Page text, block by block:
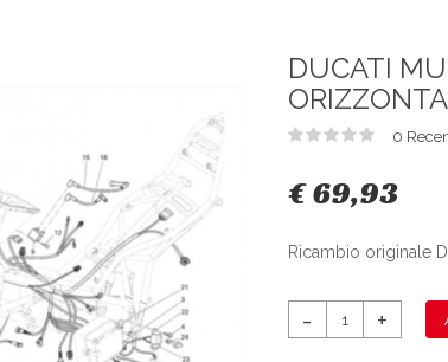
DUCATI
0
€ 69,93
Ricambio originale